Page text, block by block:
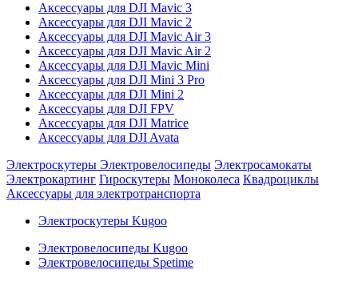
Аксессуары для DJI Mavic 3
Аксессуары для DJI Mavic 2
Аксессуары для DJI Mavic Air 3
Аксессуары для DJI Mavic Air 2
Аксессуары для DJI Mavic Mini
Аксессуары для DJI Mini 3 Pro
Аксессуары для DJI Mini 2
Аксессуары для DJI FPV
Аксессуары для DJI Matrice
Аксессуары для DJI Avata
Электроскутеры Электровелосипеды Электросамокаты
Электрокартинг Гироскутеры Моноколеса Квадроциклы
Аксессуары для электротранспорта
Электроскутеры Kugoo
Электровелосипеды Kugoo
Электровелосипеды Spetime